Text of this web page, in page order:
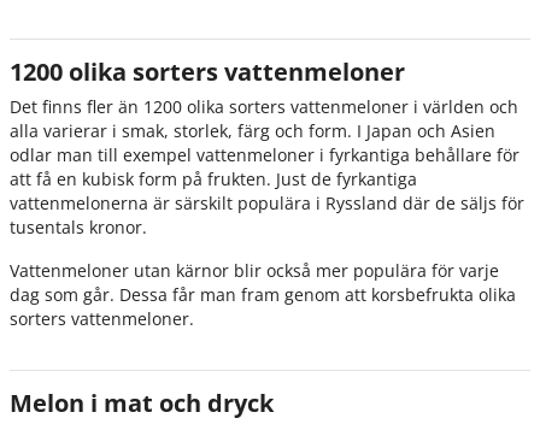
1200 olika sorters vattenmeloner
Det finns fler än 1200 olika sorters vattenmeloner i världen och
alla varierar i smak, storlek, färg och form. I Japan och Asien
odlar man till exempel vattenmeloner i fyrkantiga behållare för
att få en kubisk form på frukten. Just de fyrkantiga
vattenmelonerna är särskilt populära i Ryssland där de säljs för
tusentals kronor.
Vattenmeloner utan kärnor blir också mer populära för varje
dag som går. Dessa får man fram genom att korsbefrukta olika
sorters vattenmeloner.
Melon i mat och dryck